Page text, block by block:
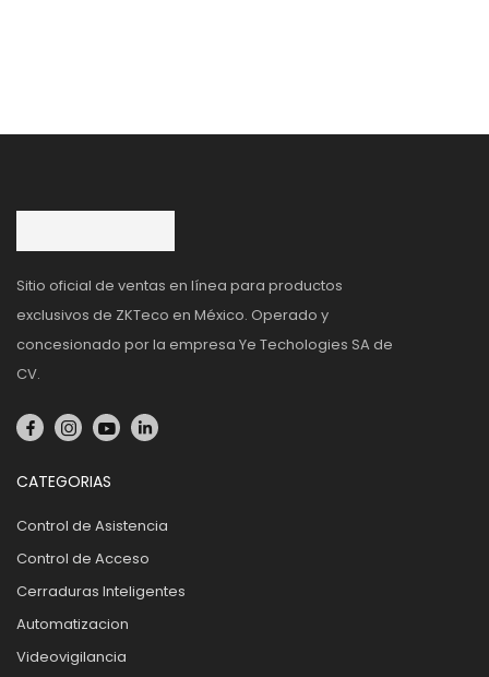
Sitio oficial de ventas en línea para productos
exclusivos de ZKTeco en México. Operado y
concesionado por la empresa Ye Techologies SA de
CV.
CATEGORIAS
Control de Asistencia
Control de Acceso
Cerraduras Inteligentes
Automatizacion
Videovigilancia